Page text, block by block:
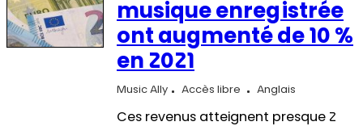
musique enregistrée
ont augmenté de 10 %
en 2021
Music Ally Accès libre Anglais
Ces revenus atteignent presque 2